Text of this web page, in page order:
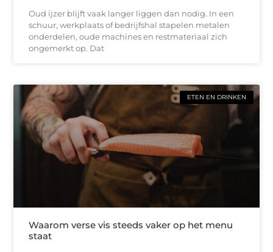
Oud ijzer blijft vaak langer liggen dan nodig. In een
schuur, werkplaats of bedrijfshal stapelen metalen
onderdelen, oude machines en restmateriaal zich
ongemerkt op. Dat
ETEN EN DRINKEN
Waarom verse vis steeds vaker op het menu
staat